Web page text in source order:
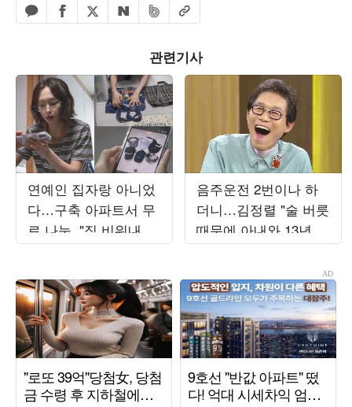
카카오톡 공유하기
페이스북 공유하기
엑스 공유하기
네이버 공유하기
밴드 공유하기
URL복사
관련기사
연예인 집자랑 아니었
다…구축 아파트서 무
료 나눔, "짐 비워내는
중" ('나혼산')
음주운전 2번이나 하
더니…김정렬 "술 버릇
때문에 아내와 13년 별
거" ('데이앤나잇')